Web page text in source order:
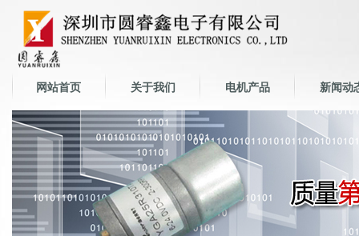
网站首页 关于我们 电机产品 新闻动